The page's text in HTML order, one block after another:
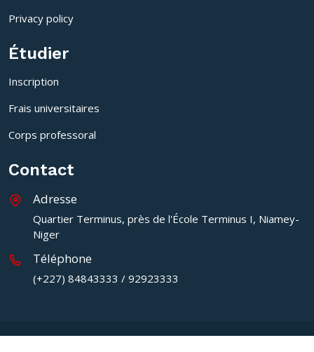
Privacy policy
Étudier
Inscription
Frais universitaires
Corps professoral
Contact
Adresse
Quartier Terminus, près de l'École Terminus I, Niamey-
Niger
Téléphone
(+227) 84843333 / 92923333